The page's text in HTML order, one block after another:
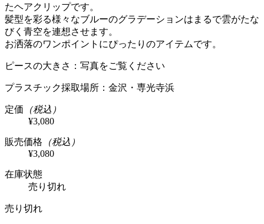
たヘアクリップです。
髪型を彩る様々なブルーのグラデーションはまるで雲がたな
びく青空を連想させます。
お洒落のワンポイントにぴったりのアイテムです。
ピースの大きさ：写真をご覧ください
プラスチック採取場所：金沢・専光寺浜
定価 （税込）
¥3,080
販売価格 （税込）
¥3,080
在庫状態
売り切れ
売り切れ